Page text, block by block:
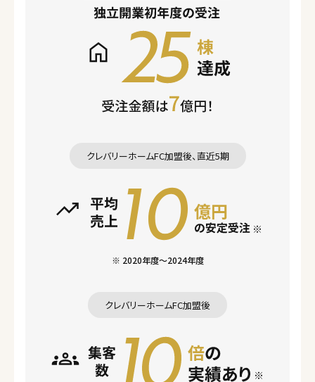
クレバリーホームFC加盟後、直近5期
※ 2020年度～2024年度
クレバリーホームFC加盟後